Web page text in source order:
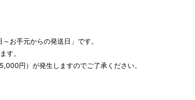
お手元からの発送日」です。
す。
円）が発生しますのでご了承ください。